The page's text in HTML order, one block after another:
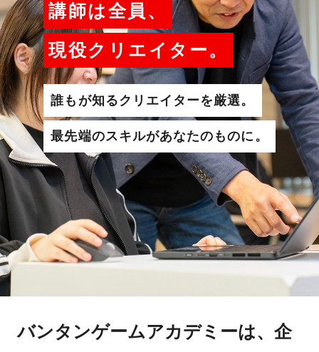
講師は全員、
現役クリエイター。
誰もが知るクリエイターを厳選。
最先端のスキルがあなたのものに。
バンタンゲームアカデミーは、企